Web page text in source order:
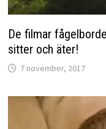
De filmar
sitter och äter!
7 november, 2017